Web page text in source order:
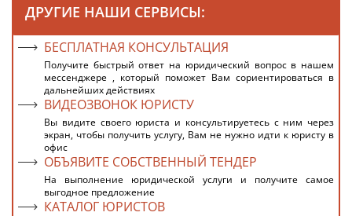
ДРУГИЕ НАШИ СЕРВИСЫ:
БЕСПЛАТНАЯ КОНСУЛЬТАЦИЯ
Получите быстрый ответ на юридический вопрос в нашем
мессенджере , который поможет Вам сориентироваться в
дальнейших действиях
ВИДЕОЗВОНОК ЮРИСТУ
Вы видите своего юриста и консультируетесь с ним через
экран, чтобы получить услугу, Вам не нужно идти к юристу в
офис
ОБЪЯВИТЕ СОБСТВЕННЫЙ ТЕНДЕР
На выполнение юридической услуги и получите самое
выгодное предложение
КАТАЛОГ ЮРИСТОВ